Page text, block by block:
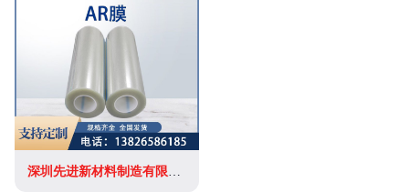
深圳先进新材料制造有限公司